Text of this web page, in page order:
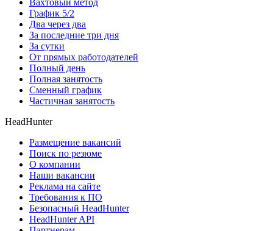
Вахтовый метод
График 5/2
Два через два
За последние три дня
За сутки
От прямых работодателей
Полный день
Полная занятость
Сменный график
Частичная занятость
HeadHunter
Размещение вакансий
Поиск по резюме
О компании
Наши вакансии
Реклама на сайте
Требования к ПО
Безопасный HeadHunter
HeadHunter API